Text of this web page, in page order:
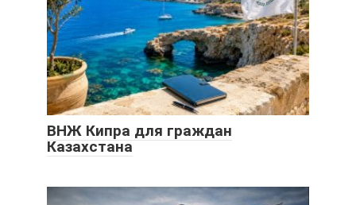
ВНЖ Кипра для граждан
Казахстана